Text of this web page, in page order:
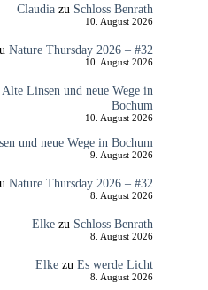
Claudiazu Schloss Benrath
10. August 2026
Nature Thursday 2026 – #32
10. August 2026
Alte Linsen und neue Wege in
Bochum
10. August 2026
und neue Wege in Bochum
9. August 2026
Nature Thursday 2026 – #32
8. August 2026
Elkezu Schloss Benrath
8. August 2026
Elkezu Es werde Licht
8. August 2026